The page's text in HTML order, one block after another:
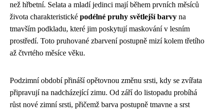
než hřbetní. Selata a mladí jedinci mají během prvních měsíců
života charakteristické podélné pruhy světlejší barvy na
tmavším podkladu, které jim poskytují maskování v lesním
prostředí. Toto pruhované zbarvení postupně mizí kolem třetího
až čtvrtého měsíce věku.
Podzimní období přináší opětovnou změnu srsti, kdy se zvířata
připravují na nadcházející zimu. Od září do listopadu probíhá
růst nové zimní srsti, přičemž barva postupně tmavne a srst